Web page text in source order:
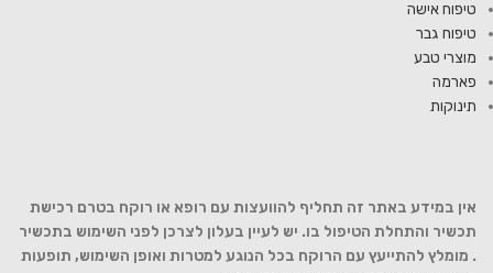
טיפוח אישה
טיפוח גבר
מוצרי טבע
פארמה
תינוקות
אין במידע באתר זה תחליף להוועצות עם רופא או רוקח בטרם רכישת
תכשיר והתחלת הטיפול בו. יש לעיין בעלון לצרכן לפני השימוש בתכשיר
. מומלץ להתייעץ עם הרוקח בכל הנוגע למטרות ואופן השימוש, תופעות